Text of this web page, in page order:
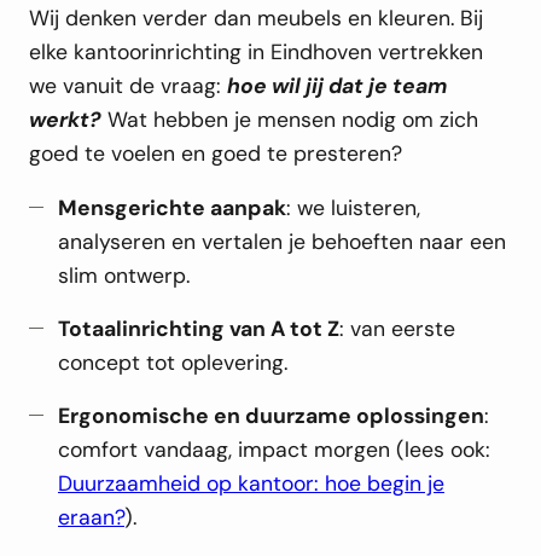
Wij denken verder dan meubels en kleuren. Bij
elke kantoorinrichting in Eindhoven vertrekken
we vanuit de vraag: hoe wil jij dat je team
werkt? Wat hebben je mensen nodig om zich
goed te voelen en goed te presteren?
Mensgerichte aanpak: we luisteren,
analyseren en vertalen je behoeften naar een
slim ontwerp.
Totaalinrichting van A tot Z: van eerste
concept tot oplevering.
Ergonomische en duurzame oplossingen:
comfort vandaag, impact morgen (lees ook:
Duurzaamheid op kantoor: hoe begin je
eraan?).